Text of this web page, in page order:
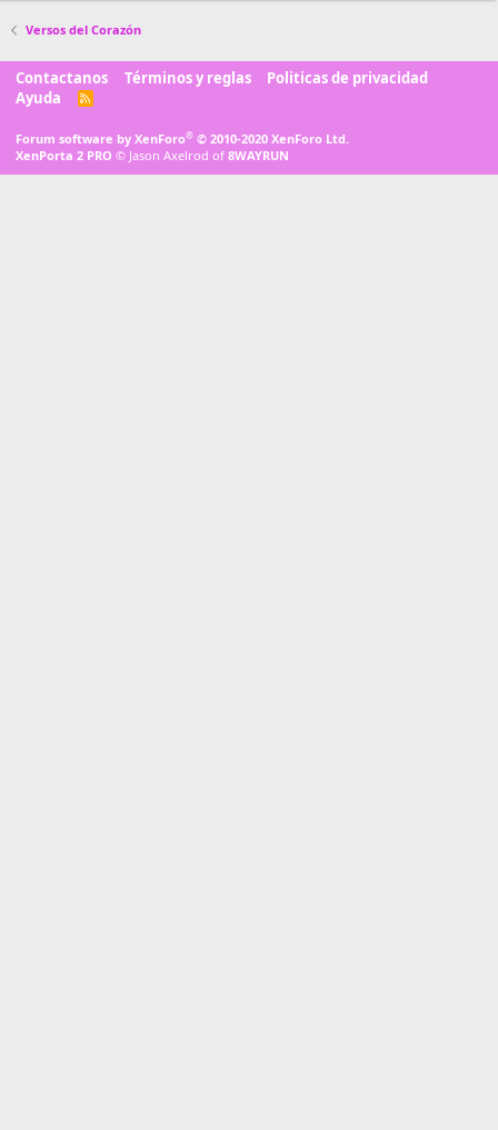
Versos del Corazón
Contactanos Términos y reglas
Politicas de privacidad
Ayuda
R
Forum software by XenForo® © 2010-2020 XenForo Ltd.
XenPorta 2 PRO © Jason Axelrod of 8WAYRUN